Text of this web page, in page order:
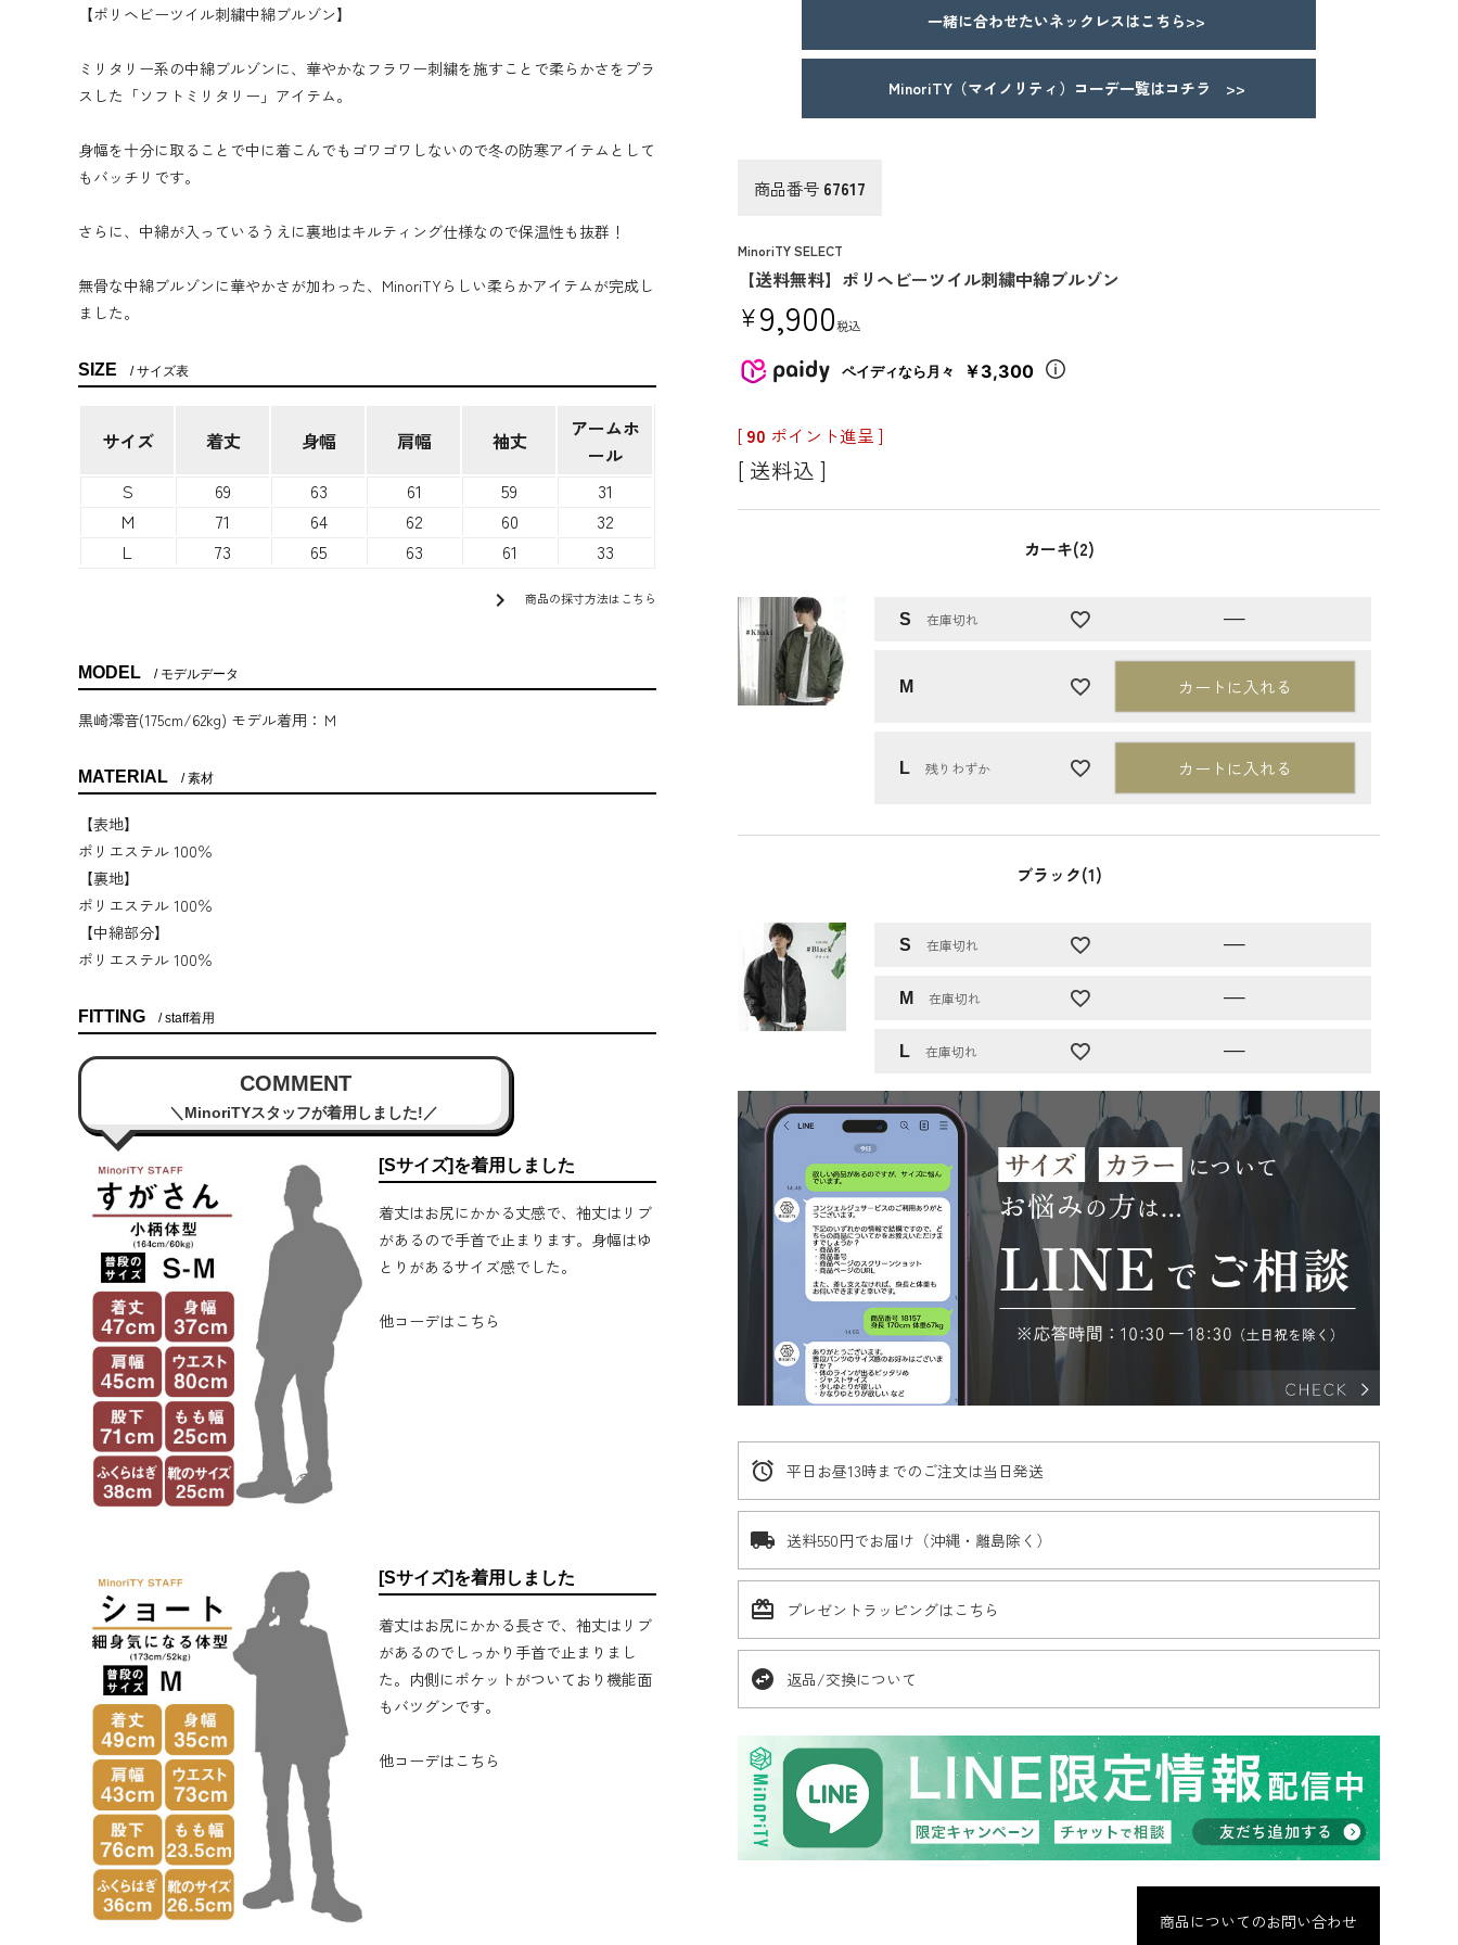
【ポリヘビーツイル刺繍中綿ブルゾン】
ミリタリー系の中綿ブルゾンに、華やかなフラワー刺繍を施すことで柔らかさをプラ
スした「ソフトミリタリー」アイテム。
身幅を十分に取ることで中に着こんでもゴワゴワしないので冬の防寒アイテムとして
もバッチリです。
さらに、中綿が入っているうえに裏地はキルティング仕様なので保温性も抜群！
無骨な中綿ブルゾンに華やかさが加わった、MinoriTYらしい柔らかアイテムが完成し
ました。
SIZE サイズ表
サイズ 着丈 身幅 肩幅 袖丈
アームホ
ール
S
69 63 61 59
31
M
71 64 62 60
32
L
73 65 63 61
33
chevron_right
商品の採寸方法はこちら
MODEL モデルデータ
黒崎澪音(175cm/62kg) モデル着用：Ｍ
MATERIAL 素材
【表地】
ポリエステル 100％
【裏地】
ポリエステル 100％
【中綿部分】
ポリエステル 100％
FITTING staff着用
COMMENT
MinoriTYスタッフが着用しました!
[Sサイズ]を着用しました
着丈はお尻にかかる丈感で、袖丈はリブ
があるので手首で止まります。身幅はゆ
とりがあるサイズ感でした。
他コーデはこちら
[Sサイズ]を着用しました
着丈はお尻にかかる長さで、袖丈はリブ
があるのでしっかり手首で止まりまし
た。内側にポケットがついており機能面
もバツグンです。
他コーデはこちら
一緒に合わせたいネックレスはこちら>>
MinoriTY（マイノリティ）コーデ一覧はコチラ >>
商品番号 67617
MinoriTY SELECT
【送料無料】ポリヘビーツイル刺繍中綿ブルゾン
¥9,900税込
ペイディなら月々 ￥3,300
[ 90 ポイント進呈 ]
送料込
カーキ(2)
S 在庫切れ —
M カートに入れる
L 残りわずか カートに入れる
ブラック(1)
S 在庫切れ —
M 在庫切れ —
L 在庫切れ —
alarm 平日お昼13時までのご注文は当日発送
local_shipping 送料550円でお届け（沖縄・離島除く）
card_giftcard プレゼントラッピングはこちら
swap_horizontal_circle 返品/交換について
商品についてのお問い合わせ